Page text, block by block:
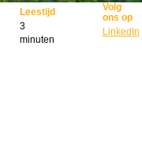
Leestijd
3
minuten
Volg
ons op
LinkedIn